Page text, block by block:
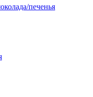
печенья